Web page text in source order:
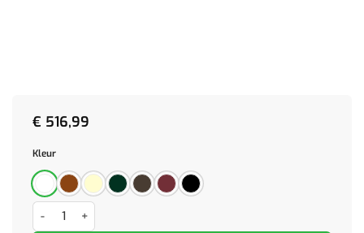
€ 516,99
Kleur
Bankstel 2 pcs Wolken grijs 219 x 77 x 82 cm Stof aantal